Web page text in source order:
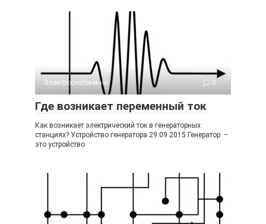
Электроснабжение 0
Где возникает переменный ток
Как возникает электрический ток в генераторных
станциях? Устройство генератора 29.09.2015 Генератор –
это устройство